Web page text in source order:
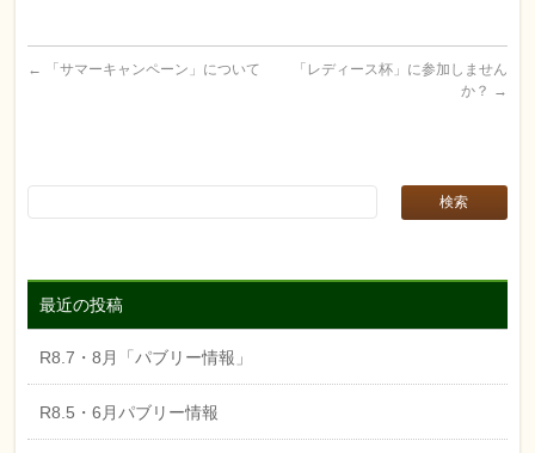
← 「サマーキャンペーン」について
「レディース杯」に参加しません
か？ →
最近の投稿
R8.7・8月「パブリー情報」
R8.5・6月パブリー情報